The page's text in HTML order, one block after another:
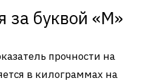
за буквой «М»
прочности на
в килограммах на